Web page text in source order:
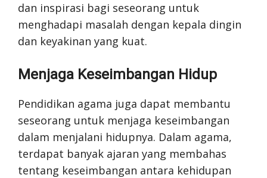
dan inspirasi bagi seseorang untuk
menghadapi masalah dengan kepala dingin
dan keyakinan yang kuat.
Menjaga Keseimbangan Hidup
Pendidikan agama juga dapat membantu
seseorang untuk menjaga keseimbangan
dalam menjalani hidupnya. Dalam agama,
terdapat banyak ajaran yang membahas
tentang keseimbangan antara kehidupan